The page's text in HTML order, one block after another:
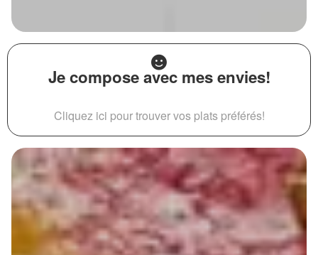
Je compose avec mes envies!
Cliquez ici pour trouver vos plats préférés!